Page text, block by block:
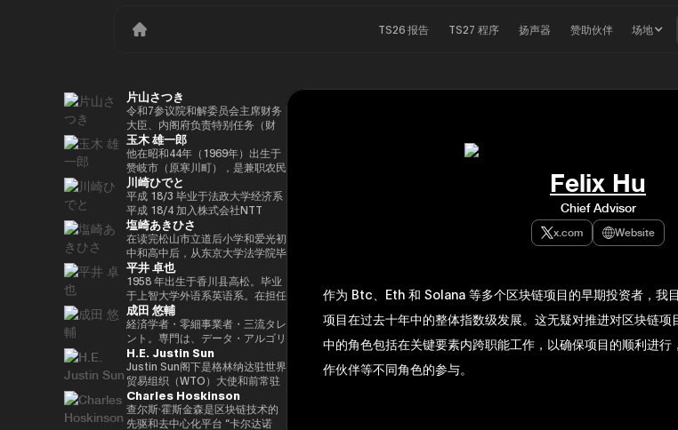
TS26 报告 TS27 程序 扬声器 赞助伙伴 场地
片山さつき
令和7参议院和解委员会主席财务
大臣、内阁府负责特别任务（财
政）税收特别措施和补贴审查的部
长（高志内阁）
玉木 雄一郎
他在昭和44年（1969年）出生于
赞岐市（原寒川町），是兼职农民
的长子，他于昭和63（1988）毕
业于高松高中，平成5年（1993
年）毕业于东京大学法学院，同年
加入财政部 ※1 平成9年（1997
年），在平成完成哈佛大学研究生
院（肯尼迪学院）Isei
17（2005），正在竞选第 44 届
众议院选举。在获得70,177张选
票但以浪人身份失败了4年之后，
他在第45届众议院选举中获得了
109,863张选票，在平成
24（2012）第46届众议院选举中
获得79,153张选票，赢得第二个
任期，在平成26（2014）第47届
众议院选举中获得78,797张选
票，并在平成28（2016）民主党
竞选第三个任期进步党代表选举。
他被任命为该党代理秘书长，在平
川崎ひでと
平成 18/3 毕业于法政大学经济系
平成 18/4 加入株式会社NTT
DOCOMO 平成 29/8 众议院议员
川崎二郎秘书 玲和 3/10 在第 49
届众议院大选中首次当选 玲和
6/10 在第50届众议院大选中连任
玲和 6/11 内务通信国会副大臣
（第二届石原内阁） Reiwa 7/10
数字部长议会副部长、内阁府议会
副部长（第一届高中内阁） 玲和
8/2 数字部长议会副部长、内阁府
议会副部长（第二届高中内阁）
塩崎あきひさ
在读完松山市立道后小学和爱光初
中和高中后，从东京大学法学院毕
业后，他是长岛/小野/常松律师事
务所的合伙人律师。2021年，他
在众议院大选（爱媛县第一区）中
首次当选。前国会卫生、劳工和福
利部副部长。在党内，在经历过副
秘书长的经历后，他成为国会对策
委员会副主席。情报战略部、科
学、技术和创新战略部以及
AI/Web3小组委员会的秘书负责
人。
平井 卓也
1958 年出生于香川县高松。毕业
于上智大学外语系英语系。在担任
电通株式会社、西日本广播公司等
公司的总裁兼代表董事后，他在
2000年的第42届众议院选举中首
次当选。从那时起，他已经连续
10次当选。他先后担任过自民党
经济、工业和总务部主席、政治事
务研究委员会副主席、内阁府（负
责信息技术）大臣、国土、基础设
施、运输和旅游、内阁常务委员会
成田 悠輔
経済学者・零細事業者・三流タレ
ント。専門は、データ・アルゴリ
ズム・ポエム・思想を組み合わせ
たビジネスと公共政策の想像とデ
ザイン。多分野の学術誌・学会に
研究を発表、多くの企業や自治体
と共同事業を行う。報道・討論・
お笑い・アート・ファッションな
H.E. Justin Sun
Justin Sun阁下是格林纳达驻世界
贸易组织（WTO）大使和前常驻
代表，世界领先的区块链和
DAOTRON的创始人，以及全球
最大的加密货币交易所之一HTX的
Charles Hoskinson
查尔斯·霍斯金森是区块链技术的
先驱和去中心化平台 “卡尔达诺
Felix Hu
Chief Advisor
x.com Website
作为 Btc、Eth 和 Solana 等多个区块链项目的早期投资者，我
项目在过去十年中的整体指数级发展。这无疑对推进对区块链
中的角色包括在关键要素内跨职能工作，以确保项目的顺利进
作伙伴等不同角色的参与。